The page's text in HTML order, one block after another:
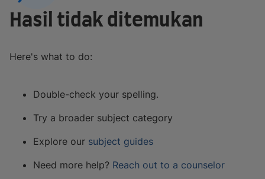
Hasil tidak ditemukan
Here's what to do:
Double-check your spelling.
Try a broader subject category
Explore our subject guides
Need more help? Reach out to a counselor